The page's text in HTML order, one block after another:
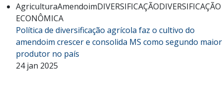
AgriculturaAmendoimDIVERSIFICAÇÃODIVERSIFICAÇÃO
ECONÔMICA
Política de diversificação agrícola faz o cultivo do
amendoim crescer e consolida MS como segundo maior
produtor no país
24 jan 2025